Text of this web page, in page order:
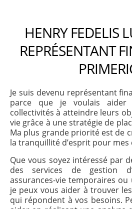
HENRY FEDELIS
REPRÉSENTANT
Je suis devenu représentant
parce que je voulais
collectivités à atteindre leurs
vie grâce à une stratégie de
Ma plus grande priorité est de
la tranquillité d’esprit pour mes
Que vous soyez intéressé par
des services de gestion
assurances-vie temporaires
je peux vous aider à trouver
qui répondent à vos besoins.